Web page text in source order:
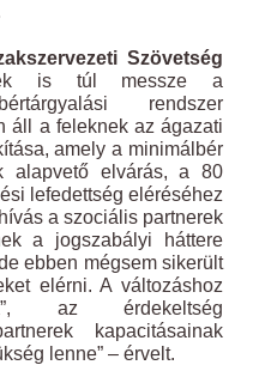
Szövetség
is túl messze a
rendszer
áll a feleknek az ágazati
amely a minimálbér
alapvető elvárás, a 80
lefedettség eléréséhez
a szociális partnerek
a jogszabályi háttere
ebben mégsem sikerült
elérni. A változáshoz
az érdekeltség
kapacitásainak
lenne” – érvelt.